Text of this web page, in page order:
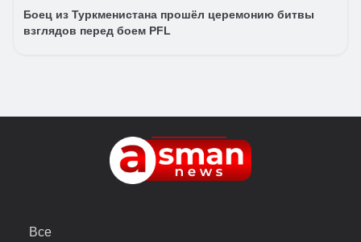
Боец из Туркменистана прошёл церемонию битвы
взглядов перед боем PFL
Все